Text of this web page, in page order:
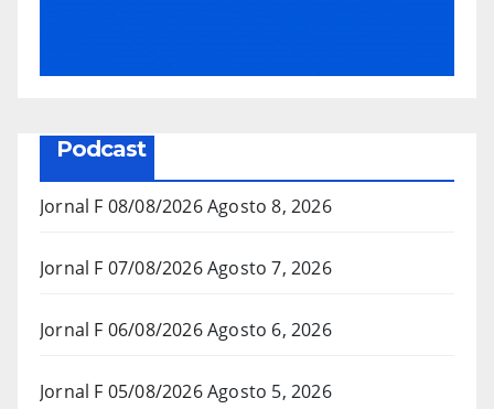
Podcast
Jornal F 08/08/2026Agosto 8, 2026
Jornal F 07/08/2026Agosto 7, 2026
Jornal F 06/08/2026Agosto 6, 2026
Jornal F 05/08/2026Agosto 5, 2026